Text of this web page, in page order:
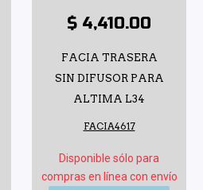
$ 4,410.00
FACIA TRASERA
SIN DIFUSOR PARA
ALTIMA L34
FACIA4617
Disponible sólo para
compras en línea con envío